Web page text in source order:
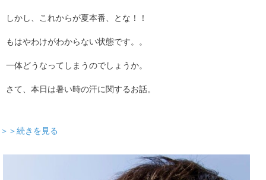
しかし、これからが夏本番、とな！！
もはやわけがわからない状態です。。
一体どうなってしまうのでしょうか。
さて、本日は暑い時の汗に関するお話。
＞＞続きを見る